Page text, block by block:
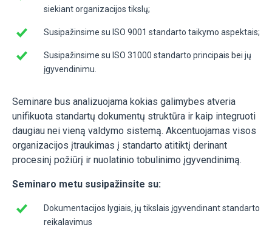
siekiant organizacijos tikslų;
Susipažinsime su ISO 9001 standarto taikymo aspektais;
Susipažinsime su ISO 31000 standarto principais bei jų
įgyvendinimu.
Seminare bus analizuojama kokias galimybes atveria
unifikuota standartų dokumentų struktūra ir kaip integruoti
daugiau nei vieną valdymo sistemą. Akcentuojamas visos
organizacijos įtraukimas į standarto atitiktį derinant
procesinį požiūrį ir nuolatinio tobulinimo įgyvendinimą.
Seminaro metu susipažinsite su:
Dokumentacijos lygiais, jų tikslais įgyvendinant standarto
reikalavimus